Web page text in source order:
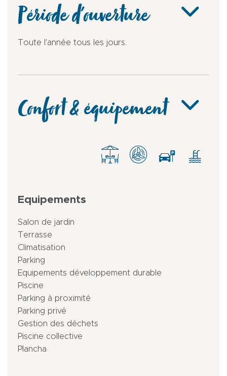
Période d'ouverture
Toute l'année tous les jours.
Confort & équipement
Equipements
Salon de jardin
Terrasse
Climatisation
Parking
Equipements développement durable
Piscine
Parking à proximité
Parking privé
Gestion des déchets
Piscine collective
Plancha